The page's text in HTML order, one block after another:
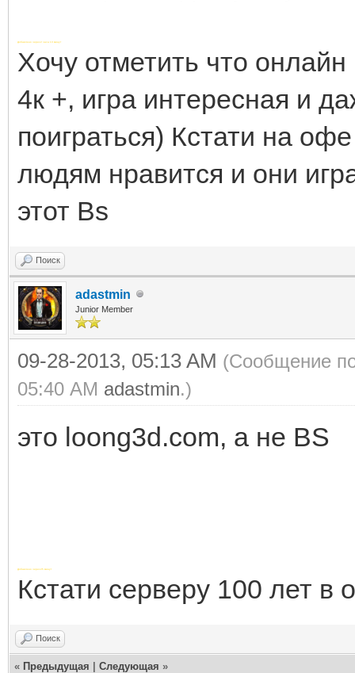
Добавлено через 2 часа 13 минут
Хочу отметить что
4к +, игра интересная и
поиграться) Кстати на
людям нравится и они
этот Bs
Поиск
adastmin
Junior Member
09-28-2013, 05:13 AM (Сообщение
05:40 AM adastmin.)
это loong3d.com, а не BS
Добавлено через 25 минут
Кстати серверу 100 лет в
Поиск
« Предыдущая Следующая »